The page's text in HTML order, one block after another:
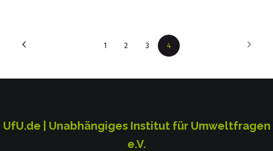
1 2 3 4
UfU.de | Unabhängiges Institut für Umweltfragen
e.V.